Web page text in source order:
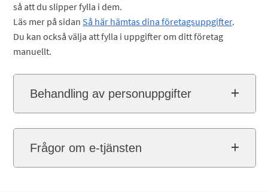
så att du slipper fylla i dem.
Läs mer på sidan Så här hämtas dina företagsuppgifter.
Du kan också välja att fylla i uppgifter om ditt företag
manuellt.
Behandling av personuppgifter
Frågor om e-tjänsten